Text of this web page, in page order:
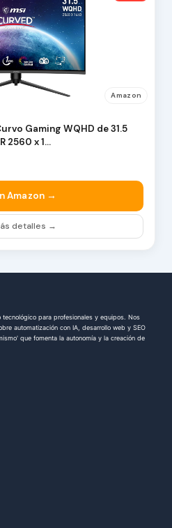
Amazon
Gaming WQHD de 31.5
2560 x 1…
Amazon →
detalles →
para profesionales y equipos. Nos
automatización con IA, desarrollo web y SEO
que fomenta la autonomía y la creación de